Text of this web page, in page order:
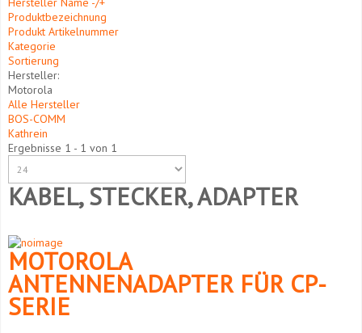
Produktbezeichnung
Produkt Artikelnummer
Kategorie
Sortierung
Hersteller:
Motorola
Alle Hersteller
BOS-COMM
Kathrein
Ergebnisse 1 - 1 von 1
KABEL, STECKER, ADAPTER
MOTOROLA
ANTENNENADAPTER FÜR CP-
SERIE